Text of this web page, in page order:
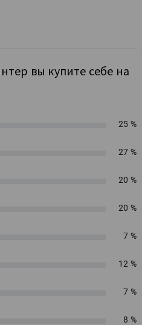
вы купите себе на
25 %
27 %
20 %
20 %
7 %
12 %
7 %
8 %